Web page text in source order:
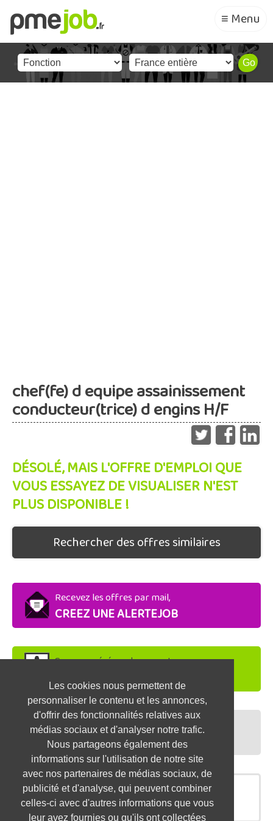
Les cookies nous permettent de
personnaliser le contenu et les annonces,
d'offrir des fonctionnalités relatives aux
médias sociaux et d'analyser notre trafic.
Nous partageons également des
informations sur l'utilisation de notre site
avec nos partenaires de médias sociaux, de
publicité et d'analyse, qui peuvent combiner
celles-ci avec d'autres informations que vous
leur avez fournies ou qu'ils ont collectées
≡ Menu
chef(fe) d equipe assainissement
conducteur(trice) d engins H/F
DÉSOLÉ, MAIS L'OFFRE D'EMPLOI QUE
VOUS ESSAYEZ DE VISUALISER N'EST
PLUS DISPONIBLE !
Rechercher des offres similaires
Recevez les offres par mail,
CREEZ UNE ALERTEJOB
Soyez repéré par les recruteurs,
DEPOSEZ VOTRE CV
Préparez vos entretiens,
TESTEZ-VOUS
OFFRES SIMILAIRES